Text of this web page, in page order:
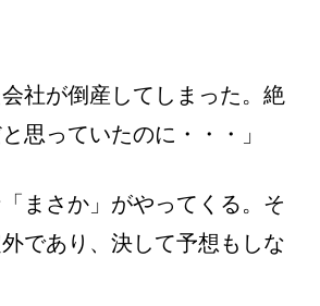
会社が倒産してしまった。絶
思っていたのに・・・」
まさか」がやってくる。そ
であり、決して予想もしな